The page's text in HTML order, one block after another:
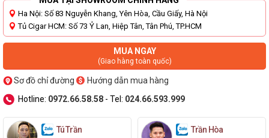
Ha Nội: Số 83 Nguyễn Khang, Yên Hòa, Cầu Giấy, Hà Nội
Tủ Cigar HCM: Số 73 Ỷ Lan, Hiệp Tân, Tân Phú, TP.HCM
MUA NGAY
(Giao hàng toàn quốc)
Sơ đồ chỉ đường
Hướng dẫn mua hàng
Hotline: 0972.66.58.58 - Tel: 024.66.593.999
Tú Trần Trần Hòa